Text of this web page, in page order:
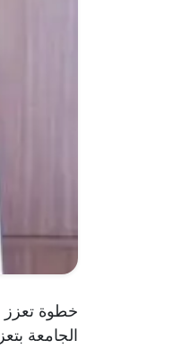
الجامعة